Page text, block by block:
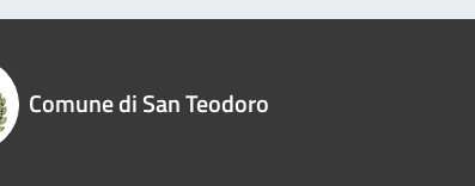
Comune di San Teodoro